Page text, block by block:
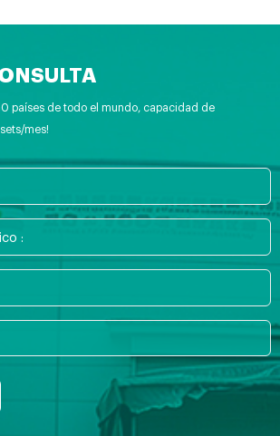
países de todo el mundo, capacidad de
mes!